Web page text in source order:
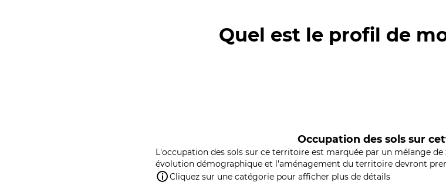
Quel est le profil de
Occupation des sols sur
L'occupation des sols sur ce territoire est marquée par un mélange
évolution démographique et l'aménagement du territoire devront
Cliquez sur une catégorie pour afficher plus de détails